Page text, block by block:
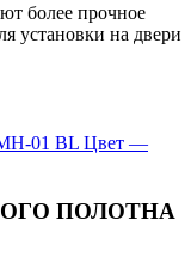
более прочное
установки на двери
ПОЛОТНА